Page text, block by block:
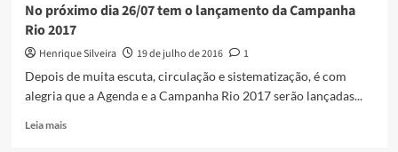
No próximo dia 26/07 tem o lançamento da Campanha
Rio 2017
Henrique Silveira 19 de julho de 2016
1
Depois de muita escuta, circulação e sistematização, é com
alegria que a Agenda e a Campanha Rio 2017 serão lançadas...
Leia maisRead